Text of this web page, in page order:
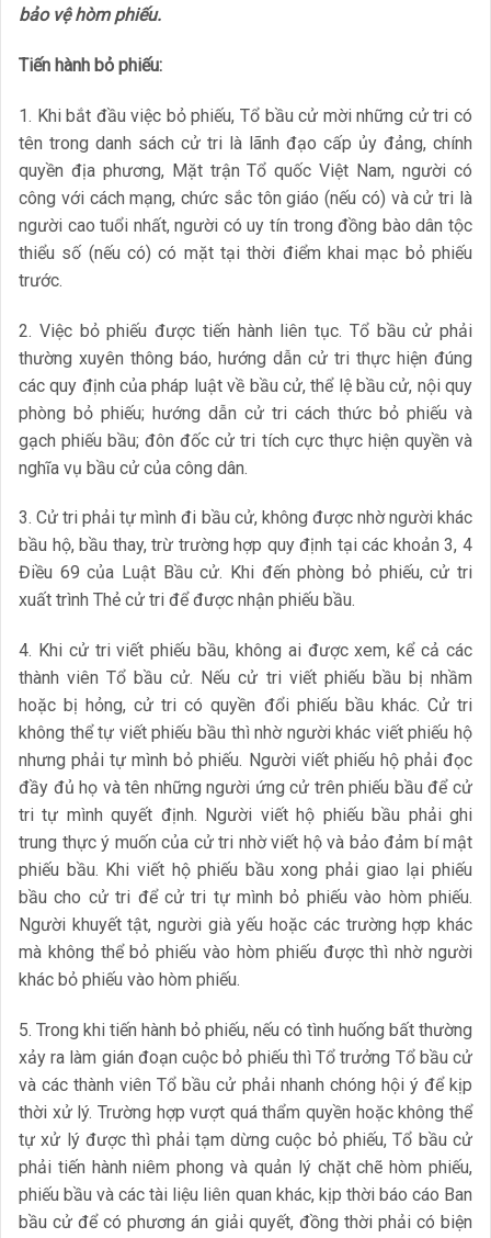
bảo vệ hòm phiếu.
Tiến hành bỏ phiếu:
1. Khi bắt đầu việc bỏ phiếu, Tổ bầu cử mời những cử tri có
tên trong danh sách cử tri là lãnh đạo cấp ủy đảng, chính
quyền địa phương, Mặt trận Tổ quốc Việt Nam, người có
công với cách mạng, chức sắc tôn giáo (nếu có) và cử tri là
người cao tuổi nhất, người có uy tín trong đồng bào dân tộc
thiểu số (nếu có) có mặt tại thời điểm khai mạc bỏ phiếu
trước.
2. Việc bỏ phiếu được tiến hành liên tục. Tổ bầu cử phải
thường xuyên thông báo, hướng dẫn cử tri thực hiện đúng
các quy định của pháp luật về bầu cử, thể lệ bầu cử, nội quy
phòng bỏ phiếu; hướng dẫn cử tri cách thức bỏ phiếu và
gạch phiếu bầu; đôn đốc cử tri tích cực thực hiện quyền và
nghĩa vụ bầu cử của công dân.
3. Cử tri phải tự mình đi bầu cử, không được nhờ người khác
bầu hộ, bầu thay, trừ trường hợp quy định tại các khoản 3, 4
Điều 69 của Luật Bầu cử. Khi đến phòng bỏ phiếu, cử tri
xuất trình Thẻ cử tri để được nhận phiếu bầu.
4. Khi cử tri viết phiếu bầu, không ai được xem, kể cả các
thành viên Tổ bầu cử. Nếu cử tri viết phiếu bầu bị nhầm
hoặc bị hỏng, cử tri có quyền đổi phiếu bầu khác. Cử tri
không thể tự viết phiếu bầu thì nhờ người khác viết phiếu hộ
nhưng phải tự mình bỏ phiếu. Người viết phiếu hộ phải đọc
đầy đủ họ và tên những người ứng cử trên phiếu bầu để cử
tri tự mình quyết định. Người viết hộ phiếu bầu phải ghi
trung thực ý muốn của cử tri nhờ viết hộ và bảo đảm bí mật
phiếu bầu. Khi viết hộ phiếu bầu xong phải giao lại phiếu
bầu cho cử tri để cử tri tự mình bỏ phiếu vào hòm phiếu.
Người khuyết tật, người già yếu hoặc các trường hợp khác
mà không thể bỏ phiếu vào hòm phiếu được thì nhờ người
khác bỏ phiếu vào hòm phiếu.
5. Trong khi tiến hành bỏ phiếu, nếu có tình huống bất thường
xảy ra làm gián đoạn cuộc bỏ phiếu thì Tổ trưởng Tổ bầu cử
và các thành viên Tổ bầu cử phải nhanh chóng hội ý để kịp
thời xử lý. Trường hợp vượt quá thẩm quyền hoặc không thể
tự xử lý được thì phải tạm dừng cuộc bỏ phiếu, Tổ bầu cử
phải tiến hành niêm phong và quản lý chặt chẽ hòm phiếu,
phiếu bầu và các tài liệu liên quan khác, kịp thời báo cáo Ban
bầu cử để có phương án giải quyết, đồng thời phải có biện